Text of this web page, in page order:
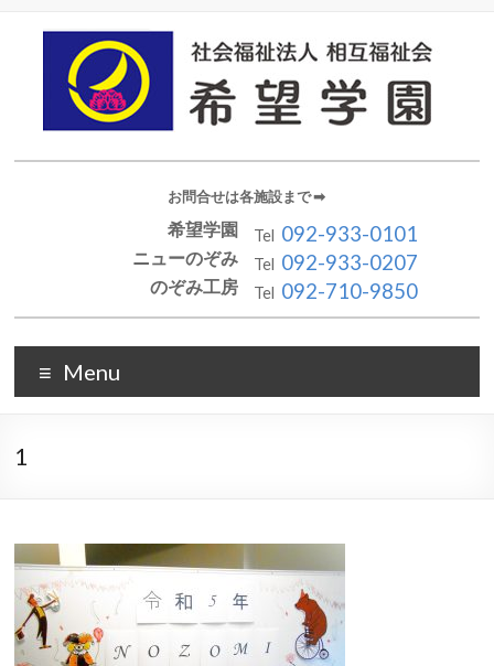
お問合せは各施設まで ➡︎
希望学園Tel 092-933-0101
ニューのぞみTel 092-933-0207
のぞみ工房Tel 092-710-9850
Menu
1